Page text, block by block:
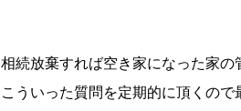
相続放棄すれば空き家になった家の
こういった質問を定期的に頂くので